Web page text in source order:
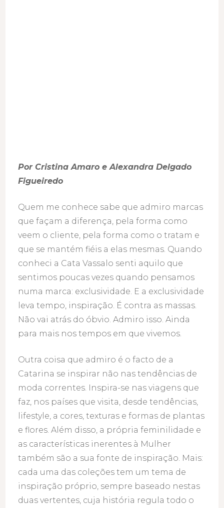
Por Cristina Amaro e Alexandra Delgado
Figueiredo
Quem me conhece sabe que admiro marcas
que façam a diferença, pela forma como
veem o cliente, pela forma como o tratam e
que se mantém fiéis a elas mesmas. Quando
conheci a Cata Vassalo senti aquilo que
sentimos poucas vezes quando pensamos
numa marca: exclusividade. E a exclusividade
leva tempo, inspiração. É contra as massas.
Não vai atrás do óbvio. Admiro isso. Ainda
para mais nos tempos em que vivemos.
Outra coisa que admiro é o facto de a
Catarina se inspirar não nas tendências de
moda correntes. Inspira-se nas viagens que
faz, nos países que visita, desde tendências,
lifestyle, a cores, texturas e formas de plantas
e flores. Além disso, a própria feminilidade e
as características inerentes à Mulher
também são a sua fonte de inspiração. Mais:
cada uma das coleções tem um tema de
inspiração próprio, sempre baseado nestas
duas vertentes, cuja história regula todo o